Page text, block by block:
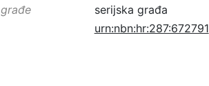
serijska građa
urn:nbn:hr:287:672791